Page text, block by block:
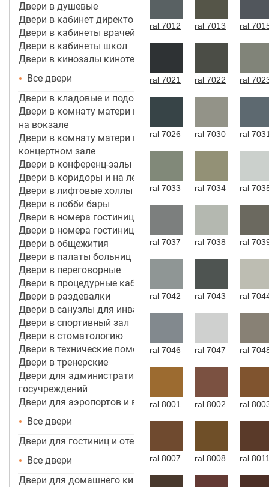
Двери в душевые
Двери в кабинет директора, руководителя
Двери в кабинеты врачей
Двери в кабинеты школ
Двери в кинозалы кинотеатров
Все двери
Двери в кладовые и подсобные помещения
Двери в комнату матери и ребенка в аэропорту,
на вокзале
Двери в комнату матери и ребенка в кинотеатре,
концертном зале
Двери в конференц-залы
Двери в коридоры и на лестничные марши
Двери в лифтовые холлы
Двери в лобби бары
Двери в номера гостиницы 3*
Двери в номера гостиницы 4*-5*
Двери в общежития
Двери в палаты больниц
Двери в переговорные
Двери в процедурные кабинеты
Двери в раздевалки
Двери в санузлы для инвалидов
Двери в спортивный зал
Двери в стоматологию
Двери в технические помещения
Двери в тренерские
Двери для административных зданий и
госучреждений
Двери для аэропортов и вокзалов
Все двери
Двери для гостиниц и отелей
Все двери
Двери для домашнего кинотеатра
ral 7012 ral 7013 ral
ral 7021 ral 7022 ral
ral 7026 ral 7030 ral
ral 7033 ral 7034 ral
ral 7037 ral 7038 ral
ral 7042 ral 7043 ral
ral 7046 ral 7047 ral
ral 8001 ral 8002 ral
ral 8007 ral 8008 ral